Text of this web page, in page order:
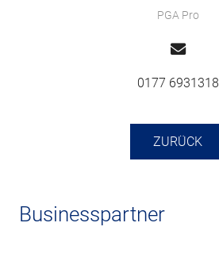
PGA Pro
0177 6931318
ZURÜCK
Businesspartner